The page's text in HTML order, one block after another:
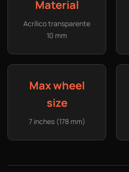
Material
Acrílico transparente
10 mm
Max wheel
size
7 inches (178 mm)